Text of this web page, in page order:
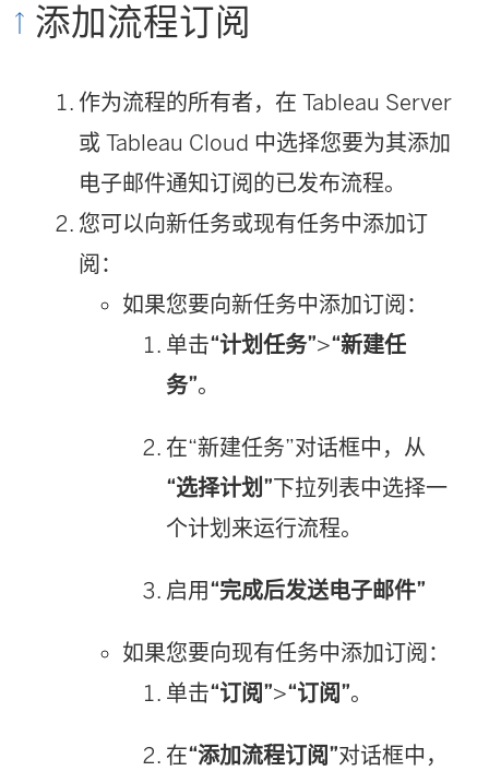
添加流程订阅
作为流程的所有者，在 Tableau Server
或 Tableau Cloud 中选择您要为其添加
电子邮件通知订阅的已发布流程。
您可以向新任务或现有任务中添加订
阅：
如果您要向新任务中添加订阅：
单击“计划任务”>“新建任
务”。
在“新建任务”对话框中，从
“选择计划”下拉列表中选择一
个计划来运行流程。
启用“完成后发送电子邮件”
如果您要向现有任务中添加订阅：
单击“订阅”>“订阅”。
在“添加流程订阅”对话框中，